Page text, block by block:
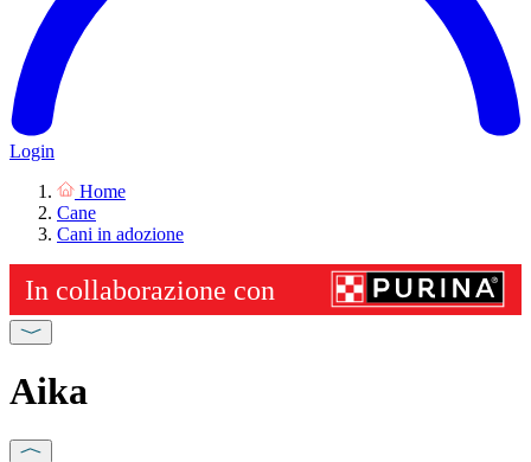
Login
Home
Cane
Cani in adozione
Aika